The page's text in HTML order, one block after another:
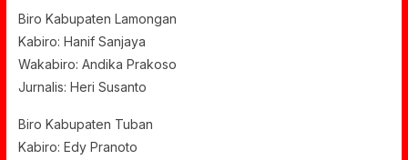
Biro Kabupaten Lamongan
Kabiro: Hanif Sanjaya
Wakabiro: Andika Prakoso
Jurnalis: Heri Susanto
Biro Kabupaten Tuban
Kabiro: Edy Pranoto